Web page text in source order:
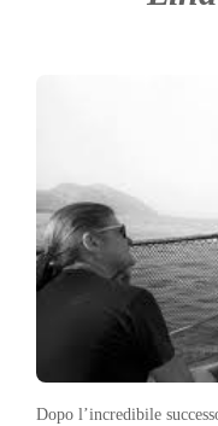
Dopo l’incredibile